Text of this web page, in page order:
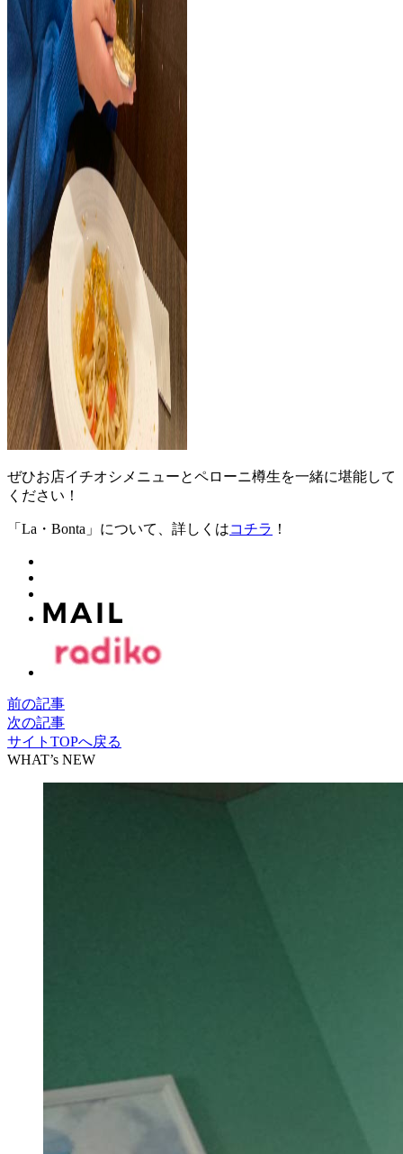
ぜひお店イチオシメニューとペローニ樽生を一緒に堪能して
ください！
「La・Bonta」について、詳しくはコチラ ！
前の記事
次の記事
サイトTOPへ戻る
WHAT’s NEW